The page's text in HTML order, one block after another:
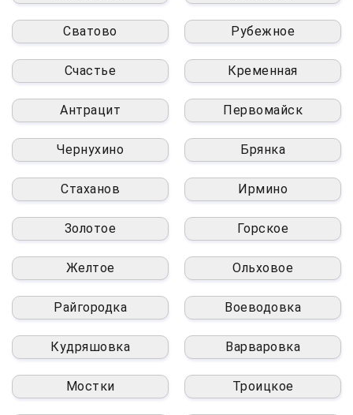
Сватово Рубежное
Счастье Кременная
Антрацит Первомайск
Чернухино Брянка
Стаханов Ирмино
Золотое Горское
Желтое Ольховое
Райгородка Воеводовка
Кудряшовка Варваровка
Мостки Троицкое